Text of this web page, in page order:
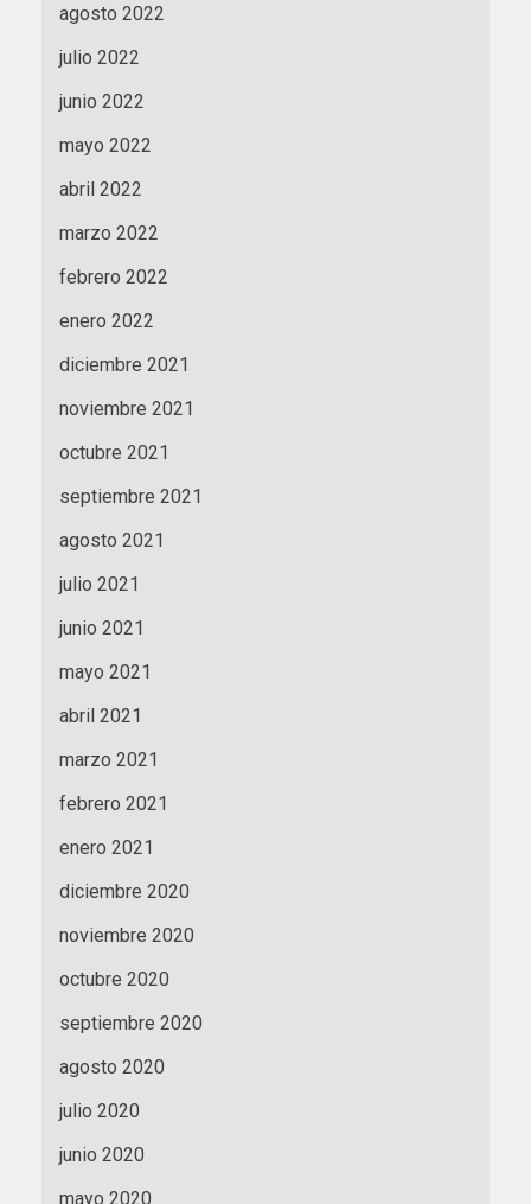
agosto 2022
julio 2022
junio 2022
mayo 2022
abril 2022
marzo 2022
febrero 2022
enero 2022
diciembre 2021
noviembre 2021
octubre 2021
septiembre 2021
agosto 2021
julio 2021
junio 2021
mayo 2021
abril 2021
marzo 2021
febrero 2021
enero 2021
diciembre 2020
noviembre 2020
octubre 2020
septiembre 2020
agosto 2020
julio 2020
junio 2020
mayo 2020